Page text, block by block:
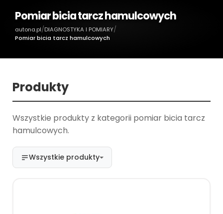
Pomiar bicia tarcz hamulcowych
autona.pl/DIAGNOSTYKA I POMIARY/
Pomiar bicia tarcz hamulcowych
Produkty
Wszystkie produkty z kategorii pomiar bicia tarcz
hamulcowych.
Wszystkie produkty